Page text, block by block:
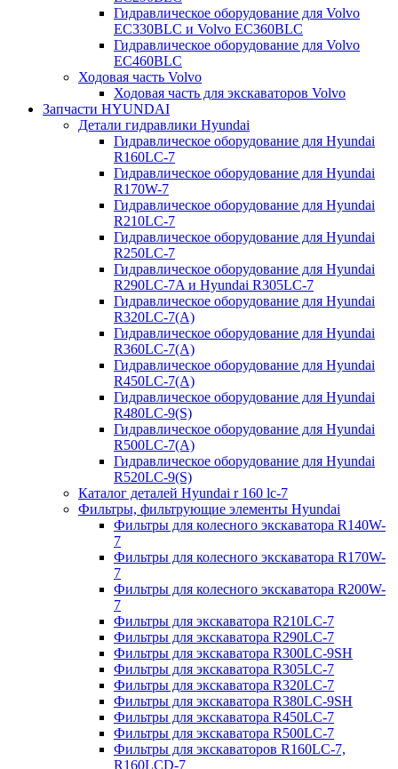
Гидравлическое оборудование для Volvo
EC330BLC и Volvo EC360BLC
Гидравлическое оборудование для Volvo
EC460BLC
Ходовая часть Volvo
Ходовая часть для экскаваторов Volvo
Запчасти HYUNDAI
Детали гидравлики Hyundai
Гидравлическое оборудование для Hyundai
R160LC-7
Гидравлическое оборудование для Hyundai
R170W-7
Гидравлическое оборудование для Hyundai
R210LC-7
Гидравлическое оборудование для Hyundai
R250LC-7
Гидравлическое оборудование для Hyundai
R290LC-7A и Hyundai R305LC-7
Гидравлическое оборудование для Hyundai
R320LC-7(A)
Гидравлическое оборудование для Hyundai
R360LC-7(A)
Гидравлическое оборудование для Hyundai
R450LC-7(A)
Гидравлическое оборудование для Hyundai
R480LC-9(S)
Гидравлическое оборудование для Hyundai
R500LC-7(A)
Гидравлическое оборудование для Hyundai
R520LC-9(S)
Каталог деталей Hyundai r 160 lc-7
Фильтры, фильтрующие элементы Hyundai
Фильтры для колесного экскаватора R140W-
7
Фильтры для колесного экскаватора R170W-
7
Фильтры для колесного экскаватора R200W-
7
Фильтры для экскаватора R210LC-7
Фильтры для экскаватора R290LC-7
Фильтры для экскаватора R300LC-9SH
Фильтры для экскаватора R305LC-7
Фильтры для экскаватора R320LC-7
Фильтры для экскаватора R380LC-9SH
Фильтры для экскаватора R450LC-7
Фильтры для экскаватора R500LC-7
Фильтры для экскаваторов R160LC-7,
R160LCD-7